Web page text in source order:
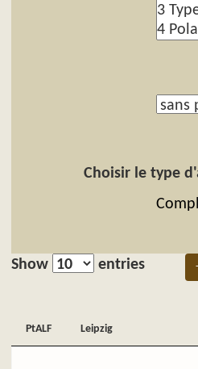
Choisir le type
Show entries
PtALF Leipzig